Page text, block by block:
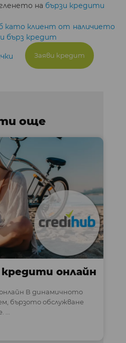
на бързи кредити
като клиент от наличието
бърз кредит
Заяви кредит
още
онлайн
В динамичното
бързото обслужване
...